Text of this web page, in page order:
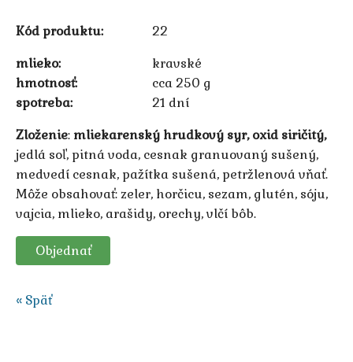
Kód produktu: 22
Zloženie: mliekarenský hrudkový syr, oxid siričitý,
jedlá soľ, pitná voda, cesnak granuovaný sušený,
medvedí cesnak, pažítka sušená, petržlenová vňať.
Môže obsahovať: zeler, horčicu, sezam, glutén, sóju,
vajcia, mlieko, arašidy, orechy, vlčí bôb.
mlieko
kravské
hmotnosť
cca 250 g
spotreba
21 dní
« Späť
Objednať